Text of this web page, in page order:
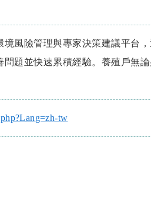
境風險管理與專家決策建議平
題並快速累積經驗。養殖戶無
tw